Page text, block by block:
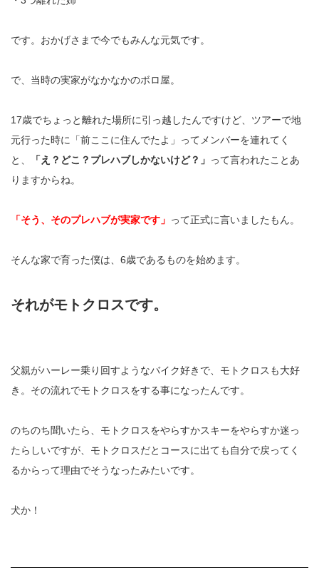
です。おかげさまで今でもみんな元気です。
で、当時の実家がなかなかのボロ屋。
17歳でちょっと離れた場所に引っ越したんですけど、ツアーで地
元行った時に「前ここに住んでたよ」ってメンバーを連れてく
と、
「え？どこ？プレハブしかないけど？」 って言われたことあ
りますからね。
「そう、そのプレハブが実家です」 って正式に言いましたもん。
そんな家で育った僕は、6歳であるものを始めます。
それがモトクロスです。
父親がハーレー乗り回すようなバイク好きで、モトクロスも大好
き。その流れでモトクロスをする事になったんです。
のちのち聞いたら、モトクロスをやらすかスキーをやらすか迷っ
たらしいですが、モトクロスだとコースに出ても自分で戻ってく
るからって理由でそうなったみたいです。
犬か！